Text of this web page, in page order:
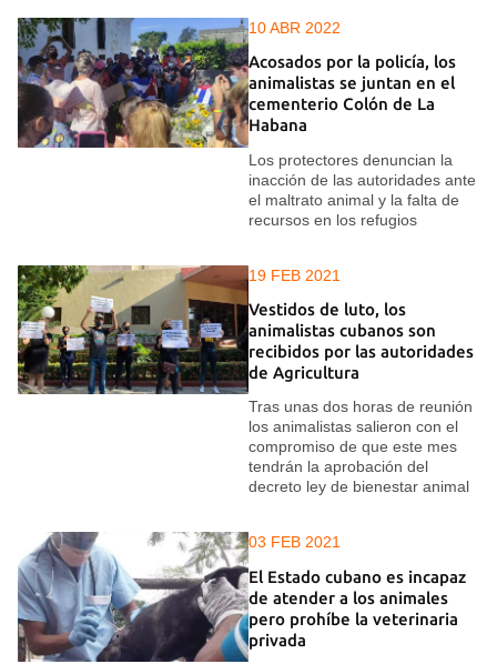
10 ABR 2022
Acosados por la policía, los
animalistas se juntan en el
cementerio Colón de La
Habana
Los protectores denuncian la
inacción de las autoridades ante
el maltrato animal y la falta de
recursos en los refugios
19 FEB 2021
Vestidos de luto, los
animalistas cubanos son
recibidos por las autoridades
de Agricultura
Tras unas dos horas de reunión
los animalistas salieron con el
compromiso de que este mes
tendrán la aprobación del
decreto ley de bienestar animal
03 FEB 2021
El Estado cubano es incapaz
de atender a los animales
pero prohíbe la veterinaria
privada